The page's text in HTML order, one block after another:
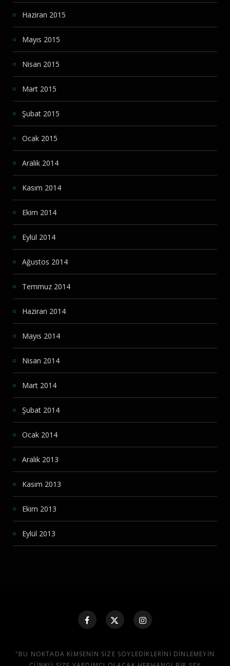
Haziran 2015
Mayıs 2015
Nisan 2015
Mart 2015
Şubat 2015
Ocak 2015
Aralık 2014
Kasım 2014
Ekim 2014
Eylül 2014
Ağustos 2014
Temmuz 2014
Haziran 2014
Mayıs 2014
Nisan 2014
Mart 2014
Şubat 2014
Ocak 2014
Aralık 2013
Kasım 2013
Ekim 2013
Eylül 2013
"BU NOKTADA KIMSENIN SIZE SÖYLEDIKLERINI DINLEMEYIN